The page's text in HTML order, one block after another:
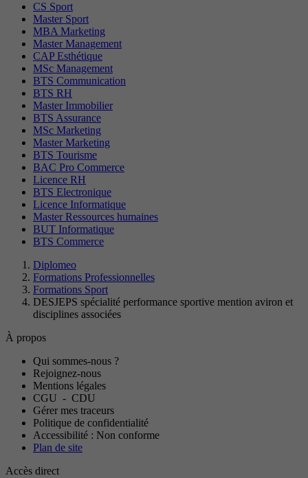
CS Sport
Master Sport
MBA Marketing
Master Management
CAP Esthétique
MSc Management
BTS Communication
BTS RH
Master Immobilier
BTS Assurance
MSc Marketing
Master Marketing
BTS Tourisme
BAC Pro Commerce
Licence RH
BTS Electronique
Licence Informatique
Master Ressources humaines
BUT Informatique
BTS Commerce
Diplomeo
Formations Professionnelles
Formations Sport
DESJEPS spécialité performance sportive mention aviron et
disciplines associées
À propos
Qui sommes-nous ?
Rejoignez-nous
Mentions légales
CGU - CDU
Gérer mes traceurs
Politique de confidentialité
Accessibilité : Non conforme
Plan de site
Accès direct